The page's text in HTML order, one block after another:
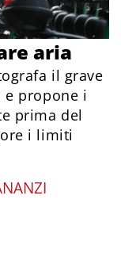
aria
il grave
propone i
prima del
i limiti